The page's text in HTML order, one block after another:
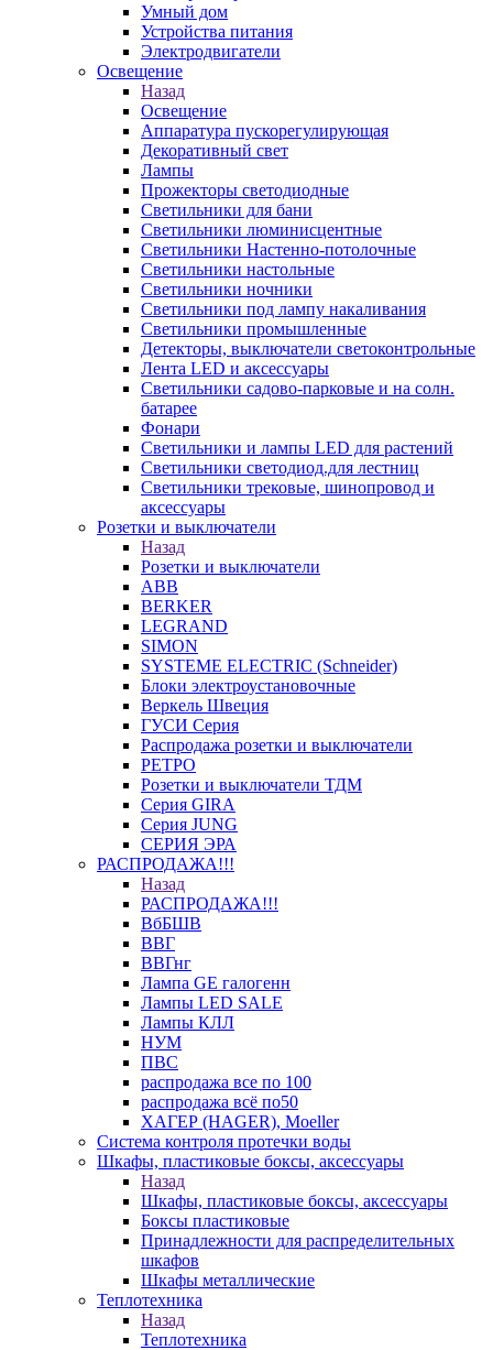
Умный дом
Устройства питания
Электродвигатели
Освещение
Назад
Освещение
Аппаратура пускорегулирующая
Декоративный свет
Лампы
Прожекторы светодиодные
Светильники для бани
Светильники люминисцентные
Светильники Настенно-потолочные
Светильники настольные
Светильники ночники
Светильники под лампу накаливания
Светильники промышленные
Детекторы, выключатели светоконтрольные
Лента LED и аксессуары
Светильники садово-парковые и на солн.
батарее
Фонари
Светильники и лампы LED для растений
Светильники светодиод.для лестниц
Светильники трековые, шинопровод и
аксессуары
Розетки и выключатели
Назад
Розетки и выключатели
ABB
BERKER
LEGRAND
SIMON
SYSTEME ELECTRIC (Schneider)
Блоки электроустановочные
Веркель Швеция
ГУСИ Серия
Распродажа розетки и выключатели
РЕТРО
Розетки и выключатели ТДМ
Серия GIRA
Серия JUNG
СЕРИЯ ЭРА
РАСПРОДАЖА!!!
Назад
РАСПРОДАЖА!!!
ВбБШВ
ВВГ
ВВГнг
Лампа GE галогенн
Лампы LED SALE
Лампы КЛЛ
НУМ
ПВС
распродажа все по 100
распродажа всё по50
ХАГЕР (HAGER), Moeller
Система контроля протечки воды
Шкафы, пластиковые боксы, аксессуары
Назад
Шкафы, пластиковые боксы, аксессуары
Боксы пластиковые
Принадлежности для распределительных
шкафов
Шкафы металлические
Теплотехника
Назад
Теплотехника